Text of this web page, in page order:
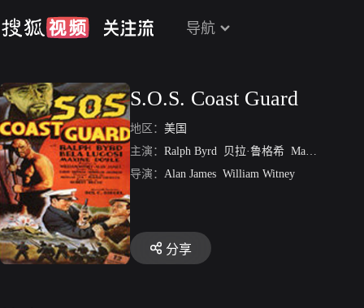
导航
S.O.S. Coast Guard
地区： 美国
主演： Ralph Byrd 贝拉·鲁格希 Maxine Doyle
导演： Alan James William Witney
分享